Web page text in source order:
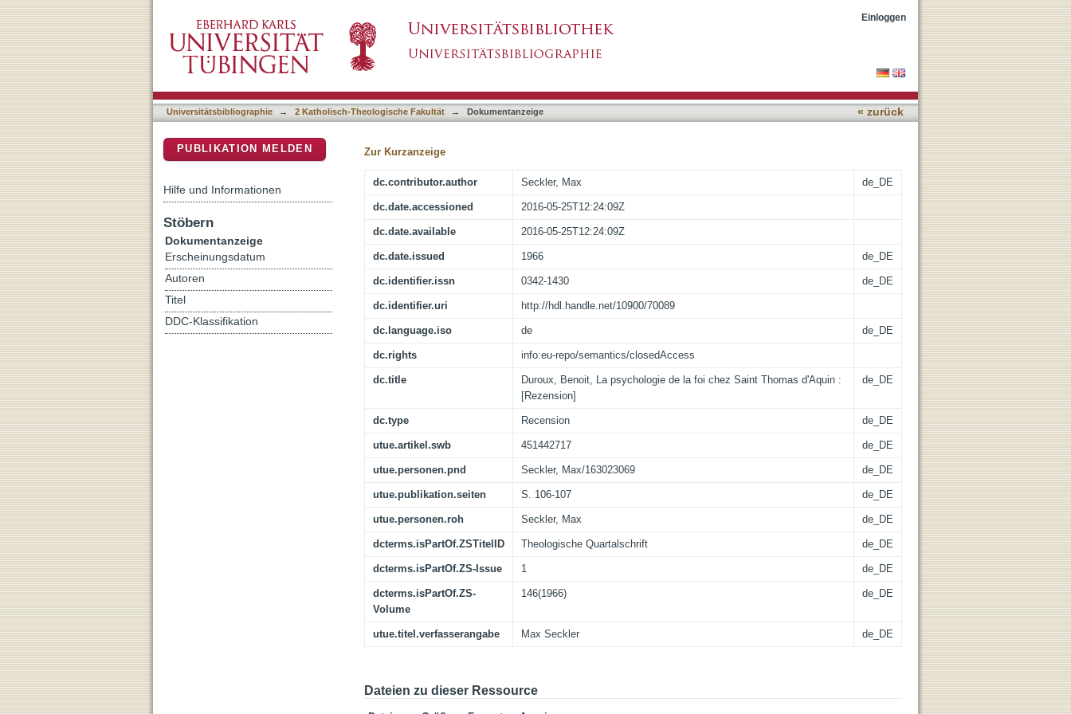
Einloggen
Universitätsbibliographie → 2 Katholisch-Theologische Fakultät → Dokumentanzeige « zurück
Zur Kurzanzeige
dc.contributor.author Seckler, Max de_DE
dc.date.accessioned 2016-05-25T12:24:09Z
dc.date.available 2016-05-25T12:24:09Z
dc.date.issued 1966 de_DE
dc.identifier.issn 0342-1430 de_DE
dc.identifier.uri http://hdl.handle.net/10900/70089
dc.language.iso de de_DE
dc.rights info:eu-repo/semantics/closedAccess
dc.title
Duroux, Benoit, La psychologie de la foi chez Saint Thomas d'Aquin :
[Rezension]
de_DE
dc.type Recension de_DE
utue.artikel.swb 451442717 de_DE
utue.personen.pnd Seckler, Max/163023069 de_DE
utue.publikation.seiten S. 106-107 de_DE
utue.personen.roh Seckler, Max de_DE
dcterms.isPartOf.ZSTitelID Theologische Quartalschrift de_DE
dcterms.isPartOf.ZS-Issue 1 de_DE
dcterms.isPartOf.ZS-
Volume
146(1966) de_DE
utue.titel.verfasserangabe Max Seckler de_DE
Dateien zu dieser Ressource
PUBLIKATION MELDEN
Hilfe und Informationen
Stöbern
Dokumentanzeige
Erscheinungsdatum
Autoren
Titel
DDC-Klassifikation